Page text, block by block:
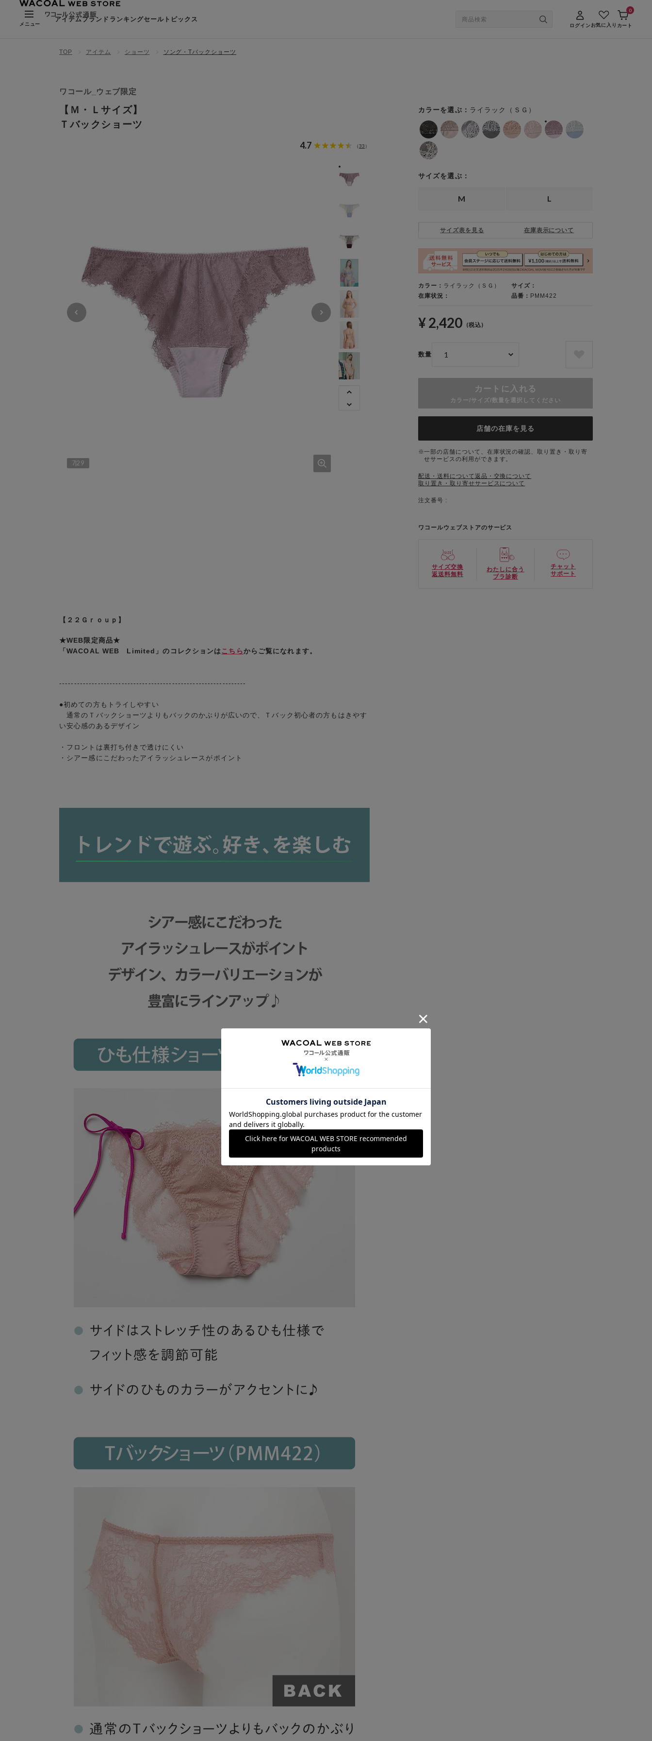
メニュー
アイテムブランド ランキングセールトピックス
ログインお気に入り カート
0
TOP アイテム ショーツ ソング・Tバックショーツ
ワコール_ウェブ限定
【Ｍ・Ｌサイズ】
Ｔバックショーツ
4.7
（33 ）
729
カラーを選ぶ： ライラック（ＳＧ）
サイズを選ぶ：
M L
サイズ表を見る 在庫表示について
カラー： ライラック（ＳＧ）
サイズ：
在庫状況：
品番： PMM422
¥ 2,420 (税込)
数量
カートに入れる
カラー/サイズ/数量を選択してください
店舗の在庫を見る
一部の店舗について、在庫状況の確認、取り置き・取り寄
せサービスの利用ができます。
配送・送料について返品・交換について
取り置き・取り寄せサービスについて
注文番号 :
ワコールウェブストアのサービス
サイズ交換
返送料無料
わたしに合う
ブラ診断
チャット
サポート
【２２Ｇｒｏｕｐ】
★WEB限定商品★
「WACOAL WEB Limited」のコレクションはこちらからご覧になれます。
---------------------------------------------------------------
●初めての方もトライしやすい
通常のＴバックショーツよりもバックのかぶりが広いので、Ｔバック初心者の方もはきやす
い安心感のあるデザイン
・フロントは裏打ち付きで透けにくい
・シアー感にこだわったアイラッシュレースがポイント